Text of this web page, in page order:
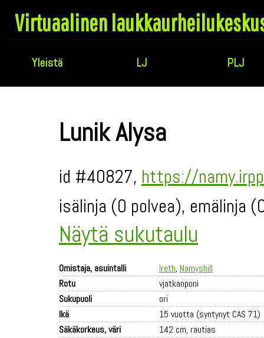
Virtuaalinen
Yleistä LJ PLJ
Lunik Alysa
id #40827, https://
isälinja (0 polvea), emälinja
Näytä sukutaulu
Omistaja, asuintalli Ireth, Namyshill
Rotu
vjatkanponi
Sukupuoli
ori
Ikä
15 vuotta (syntynyt CAS 71)
Säkäkorkeus, väri
142 cm, rautias